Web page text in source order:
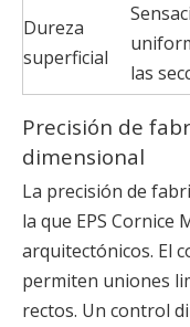
Dureza
superficial
las
Precisión de
dimensional
La precisión de
la que EPS
arquitectónicos. El
permiten uniones
rectos. Un control